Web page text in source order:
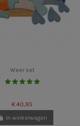
Weer set
€ 40,95
In winkelwagen